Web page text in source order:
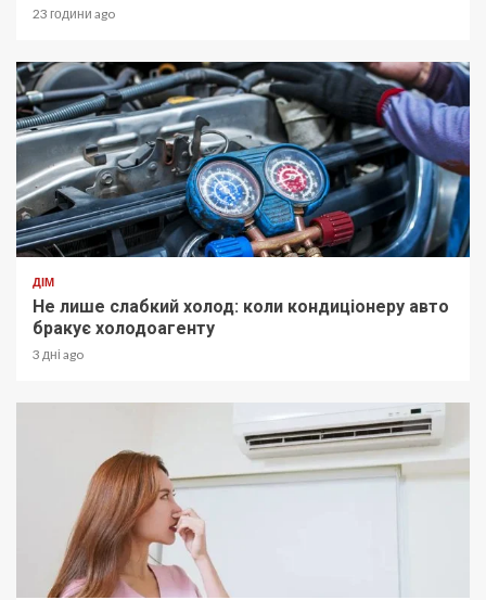
23 години ago
ДІМ
Не лише слабкий холод: коли кондиціонеру авто
бракує холодоагенту
3 дні ago